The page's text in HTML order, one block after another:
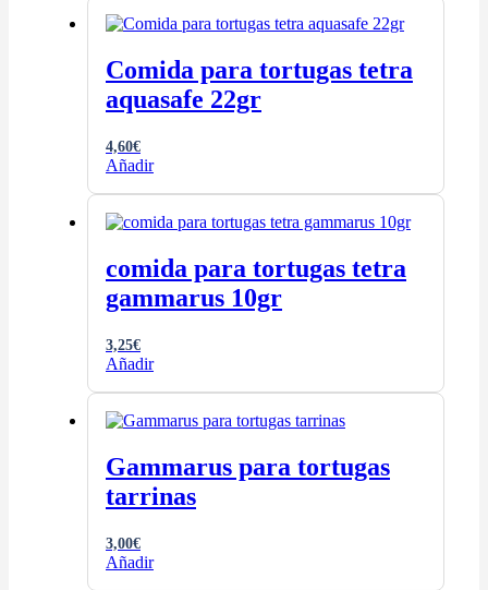
Comida para tortugas tetra
aquasafe 22gr
4,60€
Añadir
comida para tortugas tetra
gammarus 10gr
3,25€
Añadir
Gammarus para tortugas
tarrinas
3,00€
Añadir